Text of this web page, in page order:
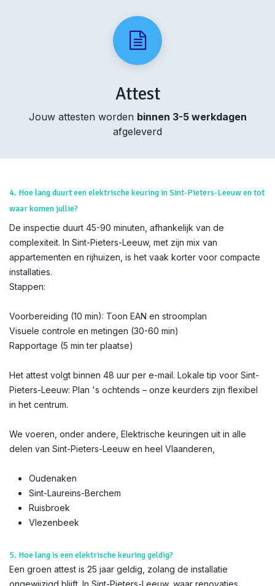
Attest
Jouw attesten worden binnen 3-5 werkdagen
afgeleverd
4. Hoe lang duurt een elektrische keuring in Sint-Pieters-Leeuw en tot
waar komen jullie?
De inspectie duurt 45-90 minuten, afhankelijk van de
complexiteit. In Sint-Pieters-Leeuw, met zijn mix van
appartementen en rijhuizen, is het vaak korter voor compacte
installaties.
Stappen:
Voorbereiding (10 min): Toon EAN en stroomplan
Visuele controle en metingen (30-60 min)
Rapportage (5 min ter plaatse)
Het attest volgt binnen 48 uur per e-mail. Lokale tip voor Sint-
Pieters-Leeuw: Plan 's ochtends – onze keurders zijn flexibel
in het centrum.
We voeren, onder andere, Elektrische keuringen uit in alle
delen van Sint-Pieters-Leeuw en heel Vlaanderen,
Oudenaken
Sint-Laureins-Berchem
Ruisbroek
Vlezenbeek
5. Hoe lang is een elektrische keuring geldig?
Een groen attest is 25 jaar geldig, zolang de installatie
ongewijzigd blijft. In Sint-Pieters-Leeuw, waar renovaties